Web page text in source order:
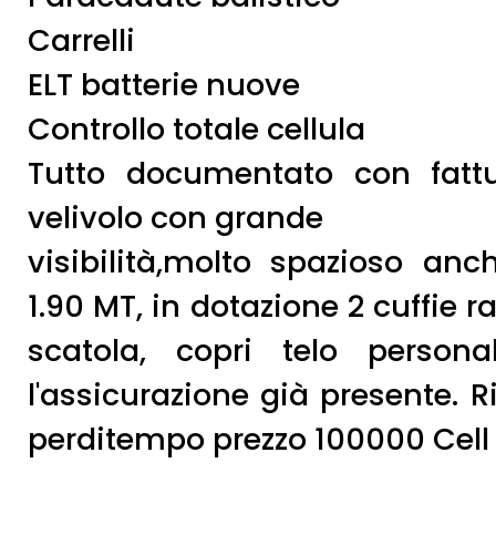
Carrelli
ELT batterie nuove
Controllo totale cellula
Tutto documentato con
velivolo con grande
visibilità,molto spazioso
1.90 MT, in dotazione 2 cuffie
scatola, copri telo
l'assicurazione già presente.
perditempo prezzo 100000